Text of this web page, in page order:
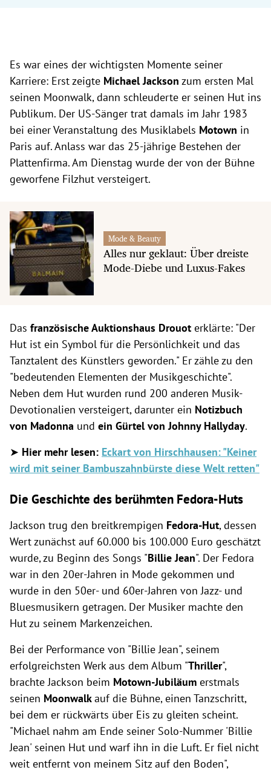
Es war eines der wichtigsten Momente seiner
Karriere: Erst zeigte Michael Jackson zum ersten Mal
seinen Moonwalk, dann schleuderte er seinen Hut ins
Publikum. Der US-Sänger trat damals im Jahr 1983
bei einer Veranstaltung des Musiklabels Motown in
Paris auf. Anlass war das 25-jährige Bestehen der
Plattenfirma. Am Dienstag wurde der von der Bühne
geworfene Filzhut versteigert.
Mode & Beauty
Alles nur geklaut: Über dreiste
Mode-Diebe und Luxus-Fakes
Das französische Auktionshaus Drouot erklärte: "Der
Hut ist ein Symbol für die Persönlichkeit und das
Tanztalent des Künstlers geworden." Er zähle zu den
"bedeutenden Elementen der Musikgeschichte".
Neben dem Hut wurden rund 200 anderen Musik-
Devotionalien versteigert, darunter ein Notizbuch
von Madonna und ein Gürtel von Johnny Hallyday.
➤ Hier mehr lesen: Eckart von Hirschhausen: "Keiner
wird mit seiner Bambuszahnbürste diese Welt retten"
Die Geschichte des berühmten Fedora-Huts
Jackson trug den breitkrempigen Fedora-Hut, dessen
Wert zunächst auf 60.000 bis 100.000 Euro geschätzt
wurde, zu Beginn des Songs "Billie Jean". Der Fedora
war in den 20er-Jahren in Mode gekommen und
wurde in den 50er- und 60er-Jahren von Jazz- und
Bluesmusikern getragen. Der Musiker machte den
Hut zu seinem Markenzeichen.
Bei der Performance von "Billie Jean", seinem
erfolgreichsten Werk aus dem Album "Thriller",
brachte Jackson beim Motown-Jubiläum erstmals
seinen Moonwalkauf die Bühne, einen Tanzschritt,
bei dem er rückwärts über Eis zu gleiten scheint.
"Michael nahm am Ende seiner Solo-Nummer 'Billie
Jean' seinen Hut und warf ihn in die Luft. Er fiel nicht
weit entfernt von meinem Sitz auf den Boden",